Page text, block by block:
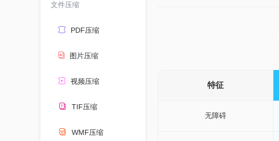
文件压缩
PDF压缩
图片压缩
视频压缩
TIF压缩
WMF压缩
特征
无障碍